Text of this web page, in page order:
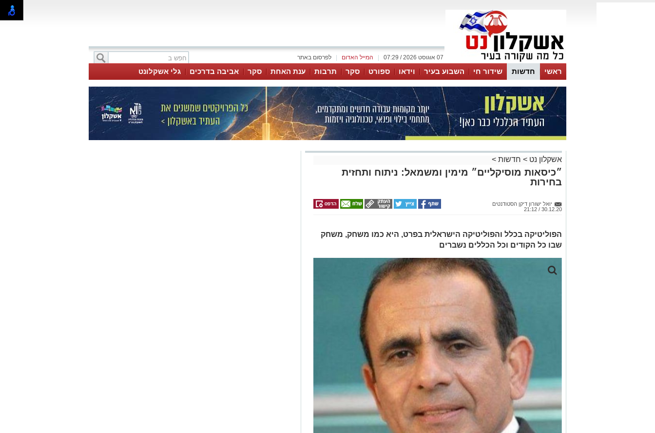
לפרסום באתר המייל האדום 07 אוגוסט 2026 / 07:29
ראשי חדשות שידור חי השבוע בעיר וידאו ספורט סקר תרבות ענת האחת סקר אביבה בדרכים גלי אשקלונט
אשקלון נט > חדשות >
״כיסאות מוסיקליים״ מימין ומשמאל: ניתוח ותחזית
בחירות
יואל ישורון דיקן הסטודנטים
30.12.20 / 21:12
הפוליטיקה בכלל והפוליטיקה הישראלית בפרט, היא כמו משחק, משחק
שבו כל הקודים וכל הכללים נשברים